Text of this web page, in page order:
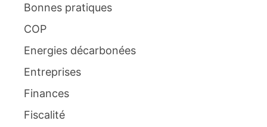
Bonnes pratiques
COP
Energies décarbonées
Entreprises
Finances
Fiscalité